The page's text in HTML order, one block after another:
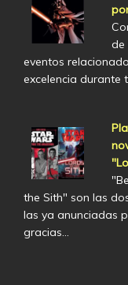
de
eventos
excelencia durante
the Sith" son las
las ya anunciadas
gracias…